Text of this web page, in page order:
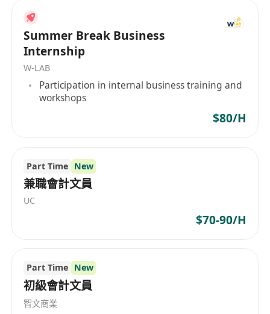
為人有禮、溝通正面、團隊協作佳、普通話流利
可儘快到崗，能保證長期穩定在職
接受輪班與夜班安排
你将享有
• 具竞争力的薪酬待遇
关于标准金控
• 标准金控是一家金融服务集团，业务涵盖证券经
纪、资产管理、企业融资等领域。公司致力于为客
户提供优质的金融解决方案，同时致力于员工建立
新精神及团队合作文化，希望你能加入我们，一同
开创标准金控的辉煌未来。
立即申请此诚徵职位！
Summer Break Business
Internship
W-LAB
Participation in internal business training and
workshops
$80/H
Part Time New
兼職會計文員
UC
$70-90/H
Part Time New
初級會計文員
智文商業